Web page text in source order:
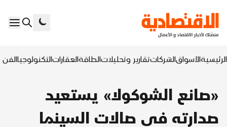
الرئيسيةالأسواقالشركاتتقارير وتحليلاتالطاقةالعقاراتالتكنولوجياالفن
«صانع الشوكولا» يستعيد
صدارته في صالات السينما